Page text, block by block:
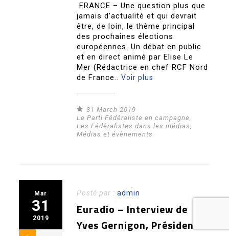
FRANCE – Une question plus que
jamais d’actualité et qui devrait
être, de loin, le thème principal
des prochaines élections
européennes. Un débat en public
et en direct animé par Elise Le
Mer (Rédactrice en chef RCF Nord
de France..Voir plus
31 March 2019
Le Parti Fédéraliste en campagne
Les Fédéralistes dans les médias
Médias et évènements
Mar
31
2019
Posté par :admin
Euradio – Interview de
Yves Gernigon, Président